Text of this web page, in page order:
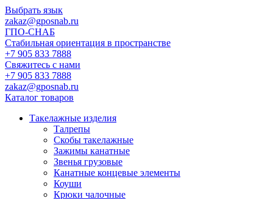
Выбрать язык
zakaz@gposnab.ru
ГПО-СНАБ
Стабильная ориентация в пространстве
+7 905 833 7888
Свяжитесь с нами
+7 905 833 7888
zakaz@gposnab.ru
Каталог товаров
Такелажные изделия
Талрепы
Скобы такелажные
Зажимы канатные
Звенья грузовые
Канатные концевые элементы
Коуши
Крюки чалочные